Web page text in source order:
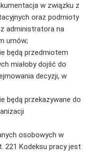
w związku z
oraz podmioty
administratora na
umów;
będą przedmiotem
miałoby dojść do
decyzji, w
będą przekazywane do
osobowych w
221 Kodeksu pracy jest